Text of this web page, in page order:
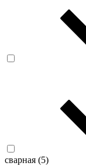
сварная (5)